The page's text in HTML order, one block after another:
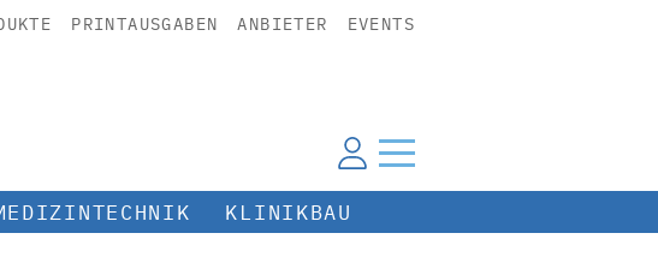
PRINTAUSGABEN ANBIETER EVENTS
KLINIKBAU